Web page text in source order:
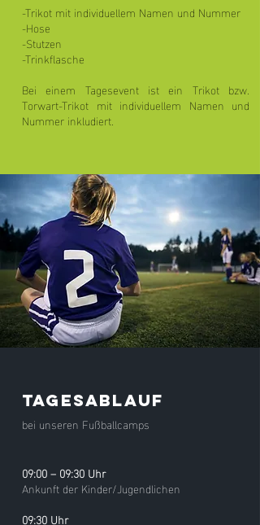
-Trikot mit individuellem Namen und Nummer
-Hose
-Stutzen
-Trinkflasche
Bei einem Tagesevent ist ein Trikot bzw.
Torwart-Trikot mit individuellem Namen und
Nummer inkludiert.
Tagesablauf
bei unseren Fußballcamps
09:00 – 09:30 Uhr
Ankunft der Kinder/Jugendlichen
09:30 Uhr